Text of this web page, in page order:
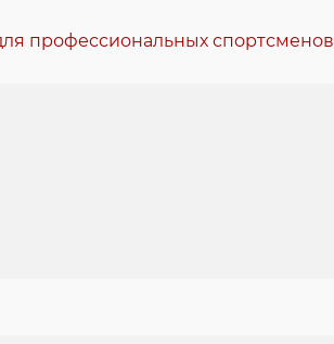
профессиональных спортсменов